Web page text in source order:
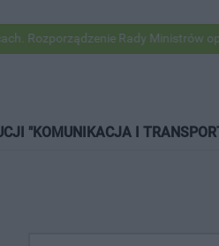
Rady Ministrów
"KOMUNIKACJA I